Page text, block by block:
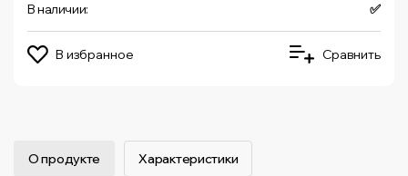
В наличии: ✅
В избранное Сравнить
О продукте Характеристики